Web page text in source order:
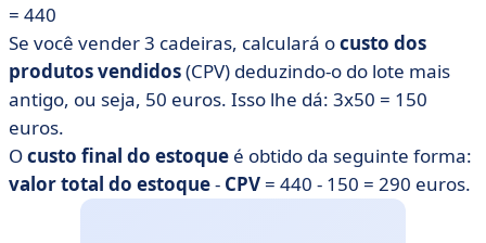
= 440
Se você vender 3 cadeiras, calculará ocusto dos
produtos vendidos(CPV) deduzindo-o do lote mais
antigo, ou seja, 50 euros. Isso lhe dá: 3x50 = 150
euros.
Ocusto final do estoque é obtido da seguinte forma:
valor total do estoque- CPV = 440 - 150 = 290 euros.